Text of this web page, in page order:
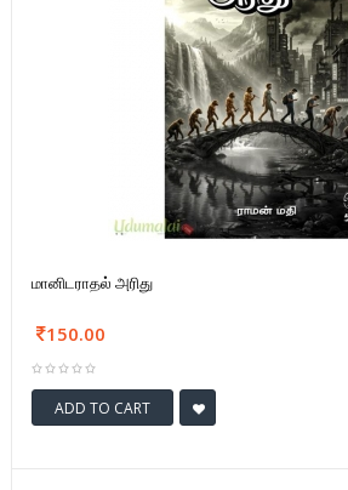
மானிடராதல் அரிது
150.00
ADD TO CART